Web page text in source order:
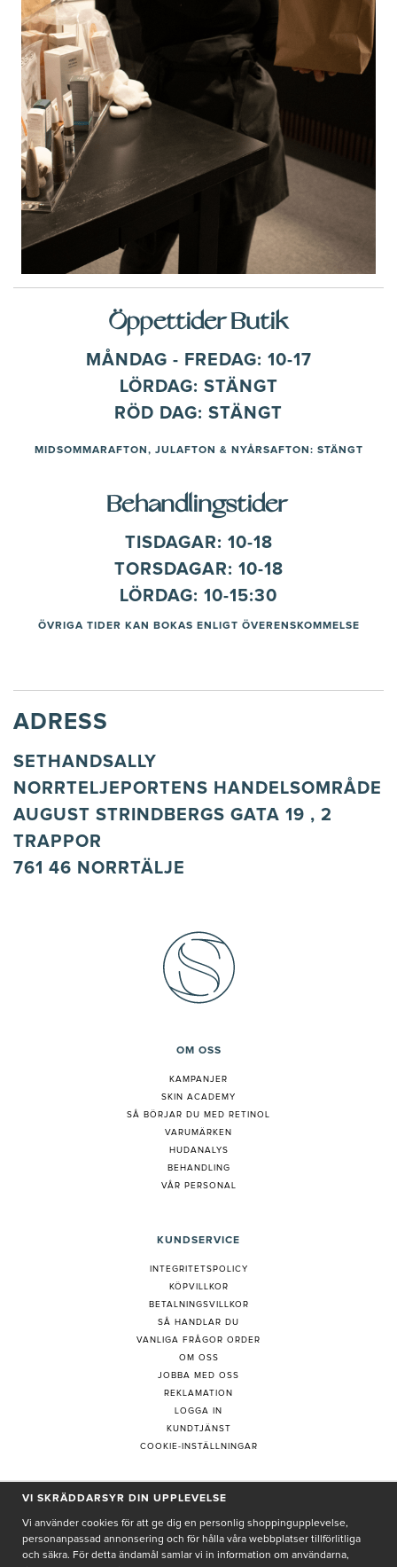
Öppettider Butik
MÅNDAG - FREDAG: 10-17
LÖRDAG: STÄNGT​
RÖD DAG: STÄNGT
MIDSOMMARAFTON, JULAFTON & NYÅRSAFTON: STÄNGT
Behandlingstider
TISDAGAR: 10-18
TORSDAGAR: 10-18
LÖRDAG: 10-15:30
ÖVRIGA TIDER KAN BOKAS ENLIGT ÖVERENSKOMMELSE
ADRESS
SETHANDSALLY
NORRTELJEPORTENS HANDELSOMRÅDE
AUGUST STRINDBERGS GATA 19 , 2
TRAPPOR
761 46 NORRTÄLJE
OM OSS
KAMPANJER
SKIN ACADEMY
SÅ BÖRJAR DU MED RETINOL
VARUMÄRKEN
HUDANALYS
BEHANDLING
VÅR PERSONAL
KUNDSERVICE
INTEGRITETSPOLICY
KÖPVILLKOR
BETALNINGSVILLKOR
SÅ HANDLAR DU
VANLIGA FRÅGOR ORDER
OM OSS
JOBBA MED OSS
REKLAMATION
LOGGA IN
KUNDTJÄNST
COOKIE-INSTÄLLNINGAR
PRENUMERERA PÅ NYHETSBREV
VI SKRÄDDARSYR DIN UPPLEVELSE
Vi använder cookies för att ge dig en personlig shoppingupplevelse,
personanpassad annonsering och för hålla våra webbplatser tillförlitliga
och säkra. För detta ändamål samlar vi in information om användarna,